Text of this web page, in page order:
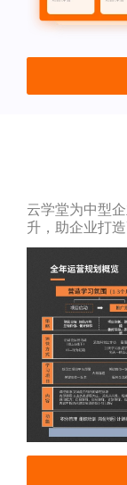
云学堂为中型
升，助企业打